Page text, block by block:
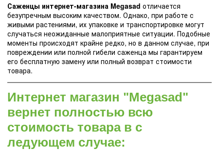
Саженцы интернет-магазина Megasad отличается
безупречным высоким качеством. Однако, при работе с
живыми растениями, их упаковке и транспортировке могут
случаться неожиданные малоприятные ситуации. Подобные
моменты происходят крайне редко, но в данном случае, при
повреждении или полной гибели саженца мы гарантируем
его бесплатную замену или полный возврат стоимости
товара.
Интернет магазин "Megasad"
вернет полностью всю
стоимость товара в с
ледующем случае: